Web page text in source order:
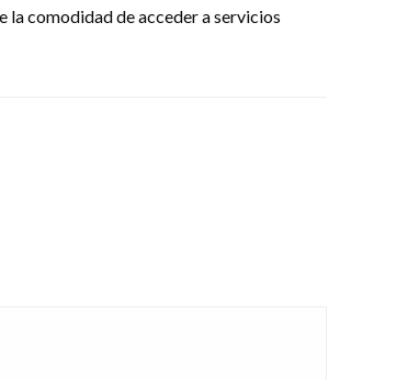
comodidad de acceder a servicios